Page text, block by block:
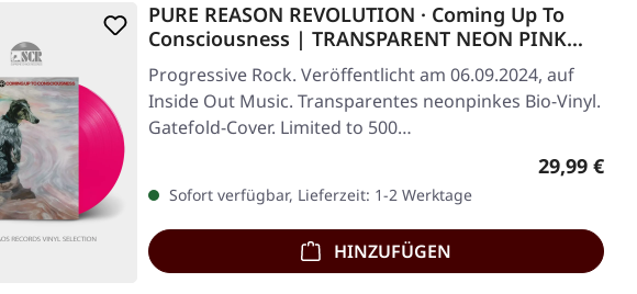
PURE REASON REVOLUTION · Coming Up To
Consciousness | TRANSPARENT NEON PINK
BIO LP
Progressive Rock. Veröffentlicht am 06.09.2024, auf
Inside Out Music. Transparentes neonpinkes Bio-Vinyl.
Gatefold-Cover. Limited to 500…
Regulärer
29,99 €
Sofort verfügbar, Lieferzeit: 1-2 Werktage
HINZUFÜGEN